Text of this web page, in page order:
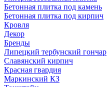
Бетонная плитка под камень
Бетонная плитка под кирпич
Кровля
Декор
Бренды
Липецкий тербунский гончар
Славянский кирпич
Красная гвардия
Маркинский КЗ